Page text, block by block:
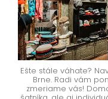
Ešte stále váhate?
Brne. Radi vám
zmeriame vás!